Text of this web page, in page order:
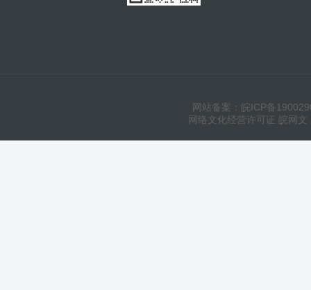
网站备案：皖ICP备
网络文化经营许可证 皖网